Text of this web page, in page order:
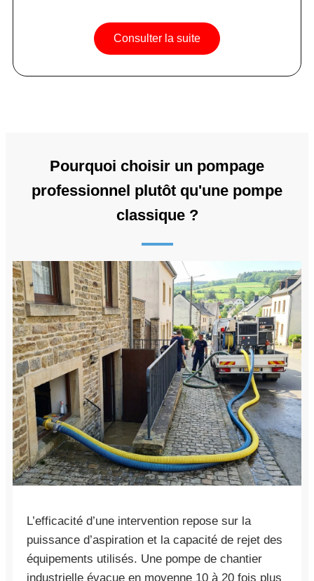
Consulter la suite
Pourquoi choisir un pompage
professionnel plutôt qu'une pompe
classique ?
L’efficacité d’une intervention repose sur la
puissance d’aspiration et la capacité de rejet des
équipements utilisés. Une pompe de chantier
industrielle évacue en moyenne 10 à 20 fois plus